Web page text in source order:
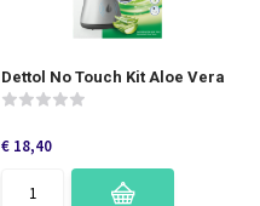
Dettol No Touch Kit Aloe Vera
€ 18,40